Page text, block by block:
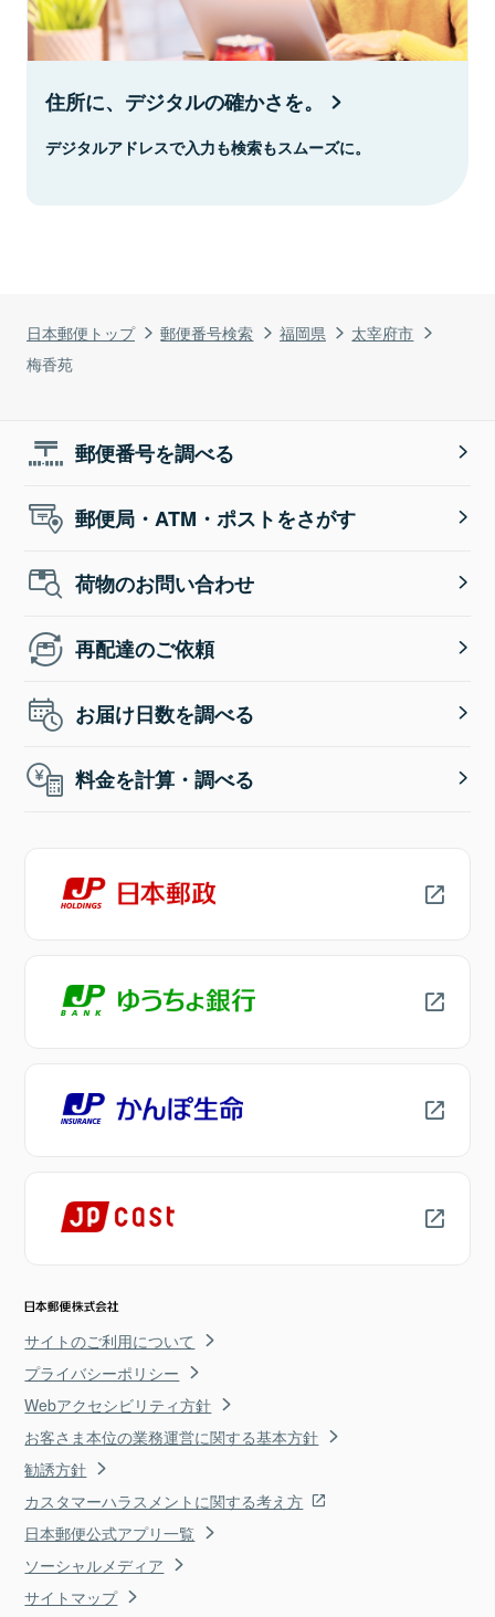
日本郵便トップ 郵便番号検索 福岡県
太宰府市
梅香苑
住所に、デジタルの確かさを。
デジタルアドレスで入力も検索もスムーズに。
郵便番号を調べる
郵便局・ATM・ポストをさがす
荷物のお問い合わせ
再配達のご依頼
お届け日数を調べる
料金を計算・調べる
サイトのご利用について
プライバシーポリシー
Webアクセシビリティ方針
お客さま本位の業務運営に関する基本方針
勧誘方針
カスタマーハラスメントに関する考え方
日本郵便公式アプリ一覧
ソーシャルメディア
サイトマップ